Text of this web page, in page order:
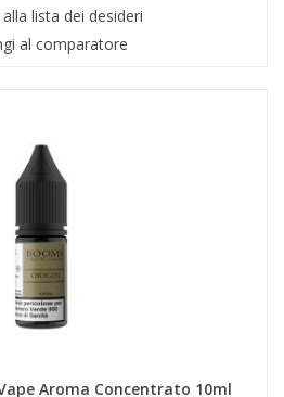
lista dei desideri
al comparatore
Aroma Concentrato 10ml